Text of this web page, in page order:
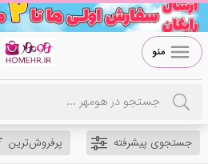
منو
جستجوی پیشرفته پرفروش‌ترین